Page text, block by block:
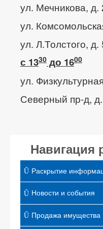
Навигация
Раскрытие
Новости и события
Продажа имущества
ул. Мечникова, д.
ул.
ул. Л.Толстого, д.
с 1330 до 1600
ул.
Северный пр-д,